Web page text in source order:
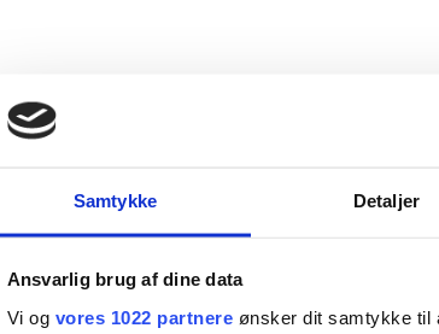
Samtykke Detaljer
Ansvarlig brug af dine data
Vi og vores 1022 partnere ønsker dit samtykke til